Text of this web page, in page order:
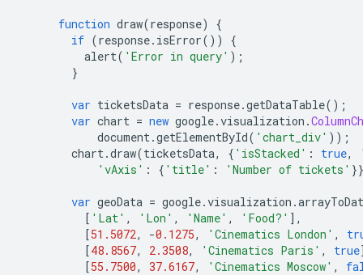
function draw(response)
{
if (response. isError())
{
alert( 'Error in query' );
}
var ticketsData = response.getDataTable();
var chart = new google.visualization .
document.getElementById( 'chart_div' ));
chart.draw(ticketsData, { 'isStacked' : true,
'vAxis' : { 'title' : 'Number of tickets'
var geoData = google.visualization .
[ 'Lat' , 'Lon' , 'Name' , 'Food?' ],
[51.5072, -0.1275, 'Cinematics London' ,
[48.8567, 2.3508, 'Cinematics Paris' , true
[55.7500, 37.6167, 'Cinematics Moscow' ,